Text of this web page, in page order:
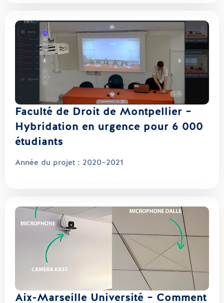
Faculté de Droit de Montpellier –
Hybridation en urgence pour 6 000
étudiants
Année du projet : 2020–2021
Aix-Marseille Université – Comment